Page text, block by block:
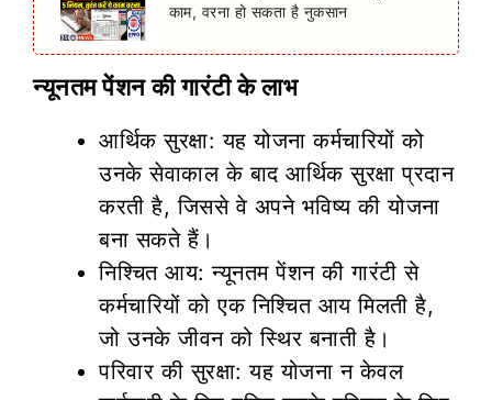
काम, वरना हो सकता है नुकसान
न्यूनतम पेंशन की गारंटी के लाभ
आर्थिक सुरक्षा: यह योजना कर्मचारियों को
उनके सेवाकाल के बाद आर्थिक सुरक्षा प्रदान
करती है, जिससे वे अपने भविष्य की योजना
बना सकते हैं।
निश्चित आय: न्यूनतम पेंशन की गारंटी से
कर्मचारियों को एक निश्चित आय मिलती है,
जो उनके जीवन को स्थिर बनाती है।
परिवार की सुरक्षा: यह योजना न केवल